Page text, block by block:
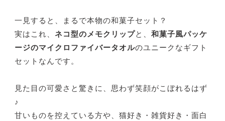
一見すると、まるで本物の和菓子セット？
実はこれ、ネコ型のメモクリップと、和菓子風パッケ
ージのマイクロファイバータオルのユニークなギフト
セットなんです。
見た目の可愛さと驚きに、思わず笑顔がこぼれるはず
♪
甘いものを控えている方や、猫好き・雑貨好き・面白